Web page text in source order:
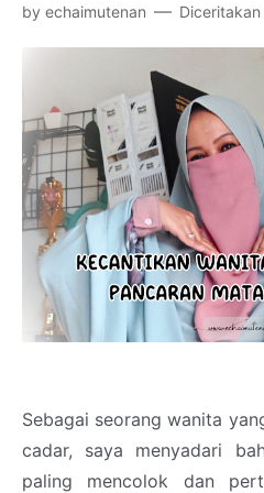
by echaimutenan
Sebagai seorang wanita
cadar, saya menyadari
paling mencolok dan